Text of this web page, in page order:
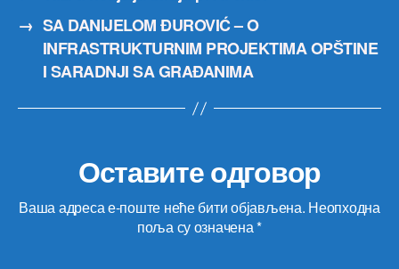
→ SA DANIJELOM ĐUROVIĆ – O
INFRASTRUKTURNIM PROJEKTIMA OPŠTINE
I SARADNJI SA GRAĐANIMA
Оставите одговор
Ваша адреса е-поште неће бити објављена. Неопходна
поља су означена*